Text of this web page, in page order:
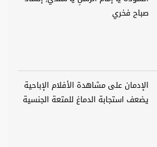
صباح فخري
الإدمان على مشاهدة الأفلام الإباحية
يضعف استجابة الدماغ للمتعة الجنسية